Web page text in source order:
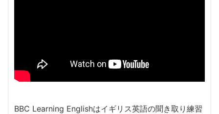
BBC Learning Englishはイギリス英語の聞き取り練習